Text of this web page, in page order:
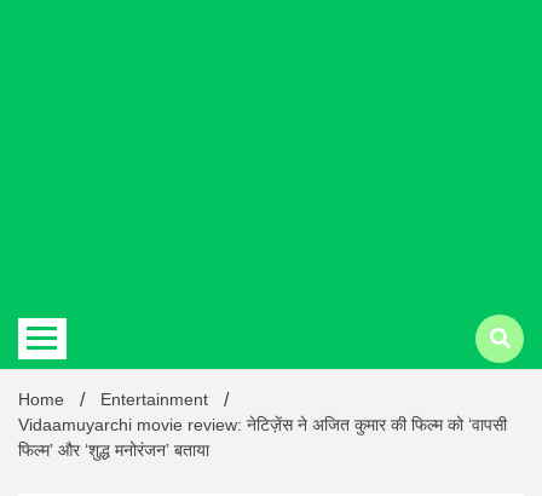
Latest
Home
Entertainment
Vidaamuyarchi movie review: नेटिज़ेंस ने अजित कुमार की फिल्म को ‘वापसी
फिल्म’ और ‘शुद्ध मनोरंजन’ बताया